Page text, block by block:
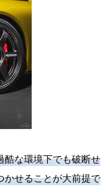
酷な環境下でも破断せ
かせることが大前提で